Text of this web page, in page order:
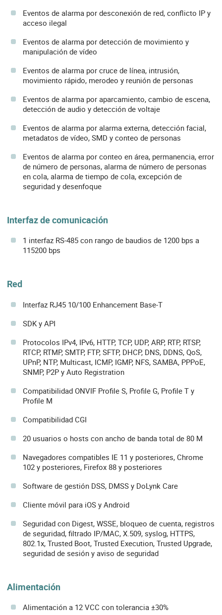
Eventos de alarma por desconexión de red, conflicto IP y
acceso ilegal
Eventos de alarma por detección de movimiento y
manipulación de vídeo
Eventos de alarma por cruce de línea, intrusión,
movimiento rápido, merodeo y reunión de personas
Eventos de alarma por aparcamiento, cambio de escena,
detección de audio y detección de voltaje
Eventos de alarma por alarma externa, detección facial,
metadatos de vídeo, SMD y conteo de personas
Eventos de alarma por conteo en área, permanencia, error
de número de personas, alarma de número de personas
en cola, alarma de tiempo de cola, excepción de
seguridad y desenfoque
Interfaz de comunicación
1 interfaz RS-485 con rango de baudios de 1200 bps a
115200 bps
Red
Interfaz RJ45 10/100 Enhancement Base-T
SDK y API
Protocolos IPv4, IPv6, HTTP, TCP, UDP, ARP, RTP, RTSP,
RTCP, RTMP, SMTP, FTP, SFTP, DHCP, DNS, DDNS, QoS,
UPnP, NTP, Multicast, ICMP, IGMP, NFS, SAMBA, PPPoE,
SNMP, P2P y Auto Registration
Compatibilidad ONVIF Profile S, Profile G, Profile T y
Profile M
Compatibilidad CGI
20 usuarios o hosts con ancho de banda total de 80 M
Navegadores compatibles IE 11 y posteriores, Chrome
102 y posteriores, Firefox 88 y posteriores
Software de gestión DSS, DMSS y DoLynk Care
Cliente móvil para iOS y Android
Seguridad con Digest, WSSE, bloqueo de cuenta, registros
de seguridad, filtrado IP/MAC, X.509, syslog, HTTPS,
802.1x, Trusted Boot, Trusted Execution, Trusted Upgrade,
seguridad de sesión y aviso de seguridad
Alimentación
Alimentación a 12 VCC con tolerancia ±30%